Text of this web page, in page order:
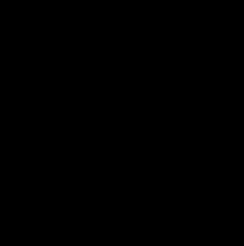
7 millones de pesos